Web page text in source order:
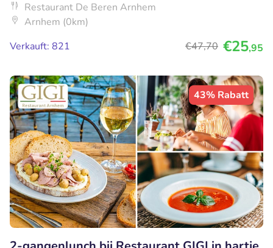
Restaurant De Beren Arnhem
Arnhem (0km)
Verkauft: 821
€47,70 €25,95
43% Rabatt